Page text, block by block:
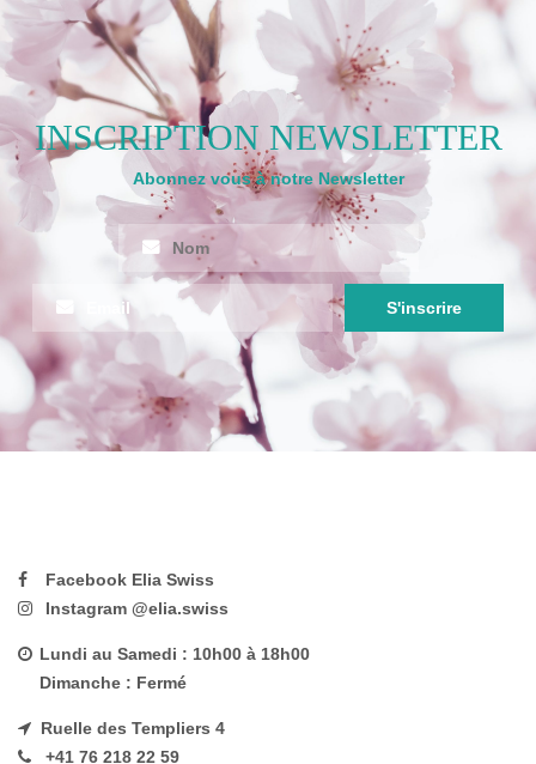
INSCRIPTION NEWSLETTER
Abonnez vous à notre Newsletter
Facebook Elia Swiss
Instagram @elia.swiss
Lundi au Samedi : 10h00 à 18h00
Dimanche : Fermé
Ruelle des Templiers 4
+41 76 218 22 59